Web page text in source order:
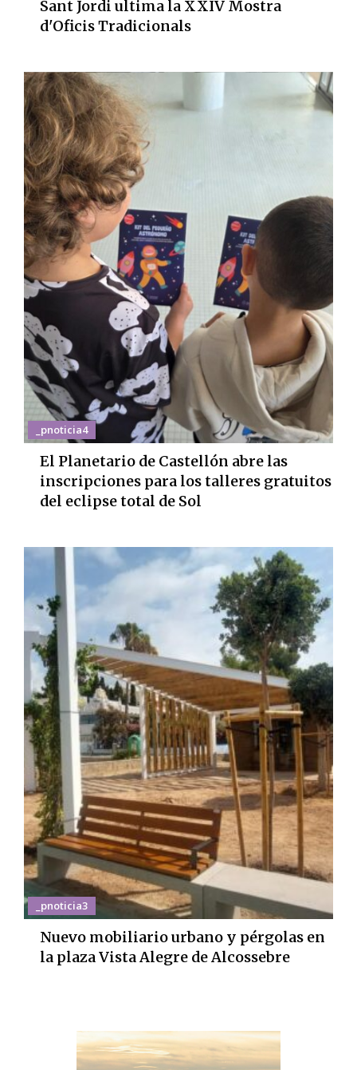
Sant Jordi ultima la XXIV Mostra
d'Oficis Tradicionals
_pnoticia4
El Planetario de Castellón abre las
inscripciones para los talleres gratuitos
del eclipse total de Sol
_pnoticia3
Nuevo mobiliario urbano y pérgolas en
la plaza Vista Alegre de Alcossebre